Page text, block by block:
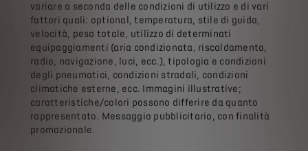
variare a seconda delle condizioni di utilizzo e di vari
fattori quali: optional, temperatura, stile di guida,
velocità, peso totale, utilizzo di determinati
equipaggiamenti (aria condizionata, riscaldamento,
radio, navigazione, luci, ecc.), tipologia e condizioni
degli pneumatici, condizioni stradali, condizioni
climatiche esterne, ecc. Immagini illustrative;
caratteristiche/colori possono differire da quanto
rappresentato. Messaggio pubblicitario, con finalità
promozionale.